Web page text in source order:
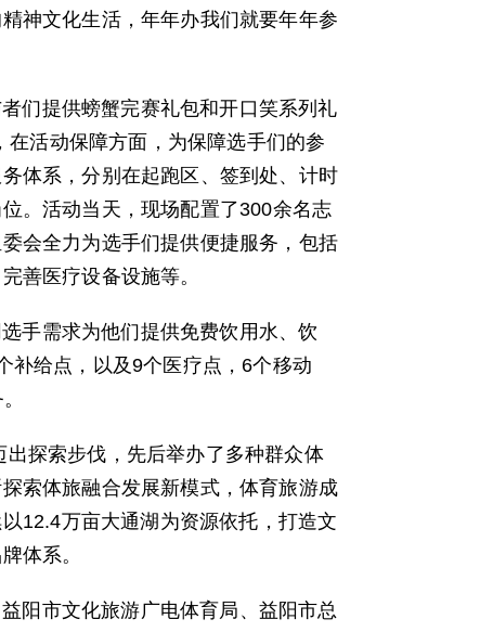
神文化生活，年年办我们就要年年参
提供螃蟹完赛礼包和开口笑系列礼
在活动保障方面，为保障选手们的参
体系，分别在起跑区、签到处、计时
。活动当天，现场配置了300余名志
会全力为选手们提供便捷服务，包括
善医疗设备设施等。
需求为他们提供免费饮用水、饮
补给点，以及9个医疗点，6个移动
探索步伐，先后举办了多种群众体
索体旅融合发展新模式，体育旅游成
12.4万亩大通湖为资源依托，打造文
体系。
市文化旅游广电体育局、益阳市总